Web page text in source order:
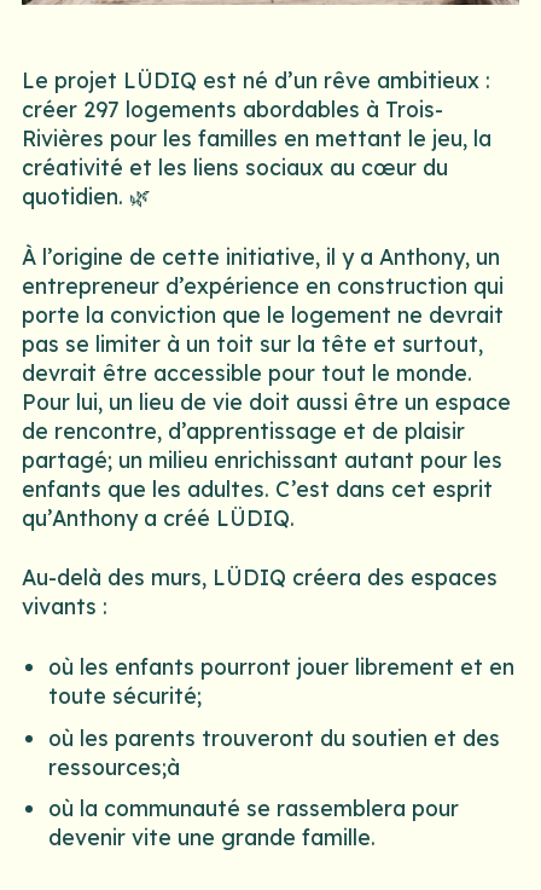
Le projet LÜDIQ est né d’un rêve ambitieux :
créer 297 logements abordables à Trois-
Rivières pour les familles en mettant le jeu, la
créativité et les liens sociaux au cœur du
quotidien. 🌿
À l’origine de cette initiative, il y a Anthony, un
entrepreneur d’expérience en construction qui
porte la conviction que le logement ne devrait
pas se limiter à un toit sur la tête et surtout,
devrait être accessible pour tout le monde.
Pour lui, un lieu de vie doit aussi être un espace
de rencontre, d’apprentissage et de plaisir
partagé; un milieu enrichissant autant pour les
enfants que les adultes. C’est dans cet esprit
qu’Anthony a créé LÜDIQ.
Au-delà des murs, LÜDIQ créera des espaces
vivants :
où les enfants pourront jouer librement et en
toute sécurité;
où les parents trouveront du soutien et des
ressources;à
où la communauté se rassemblera pour
devenir vite une grande famille.